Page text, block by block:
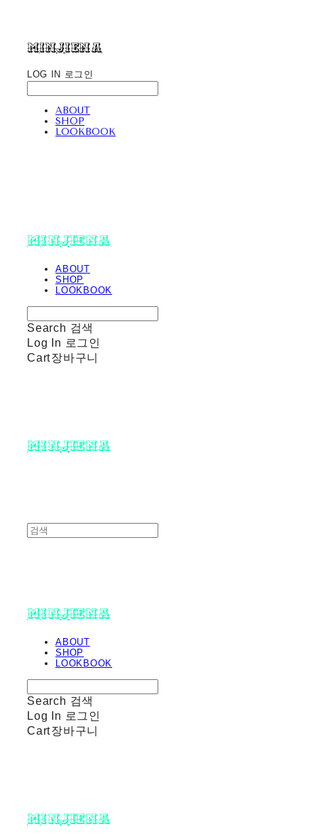
minjiena
LOG IN 로그인
ABOUT
SHOP
LOOKBOOK
minjiena
ABOUT
SHOP
LOOKBOOK
Search 검색
Log In 로그인
Cart장바구니
minjiena
minjiena
ABOUT
SHOP
LOOKBOOK
Search 검색
Log In 로그인
Cart장바구니
minjiena